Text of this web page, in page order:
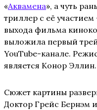
«Аквамена», а чуть
триллер с её участием
выхода фильма
выложила первый
YouTube-канале.
является Конор Эллин.
Сюжет картины
Доктор Грейс Бернэм